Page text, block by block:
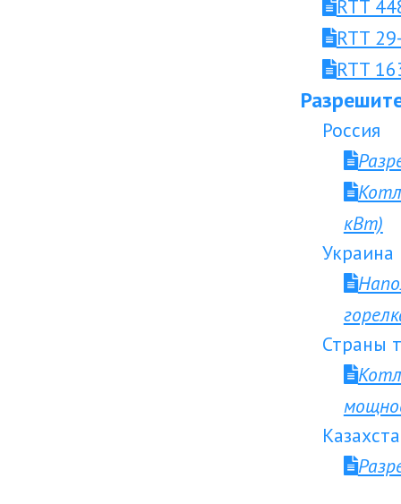
RTT
RTT
RTT
Россия
кВт)
Украина
Страны